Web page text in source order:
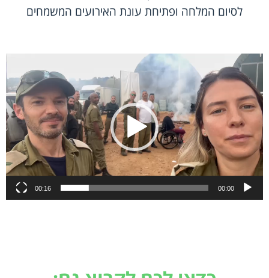
לסיום המלחה ופתיחת עונת האירועים המשמחים
וידאו
00:00
00:16